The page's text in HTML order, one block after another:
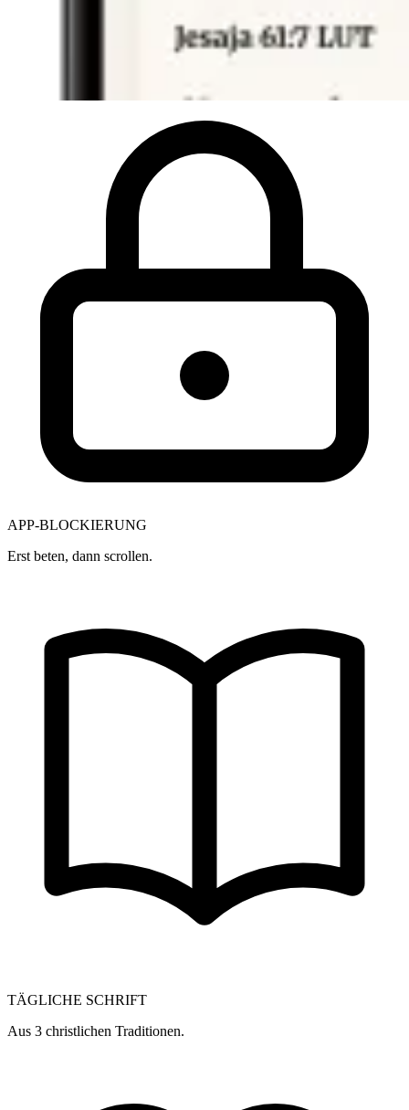
APP-BLOCKIERUNG
Erst beten, dann scrollen.
TÄGLICHE SCHRIFT
Aus 3 christlichen Traditionen.